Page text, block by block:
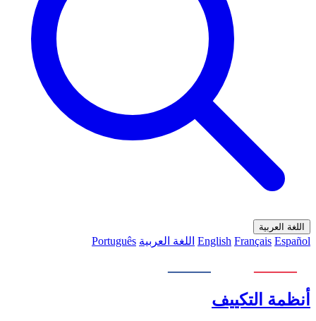
اللغة العربية
English Français Español اللغة العربية Português
أنظمة التكييف